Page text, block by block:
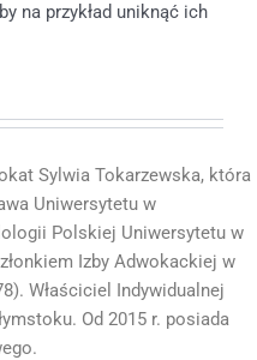
na przykład uniknąć ich
Sylwia Tokarzewska, która
Uniwersytetu w
Polskiej Uniwersytetu w
Izby Adwokackiej w
Właściciel Indywidualnej
Od 2015 r. posiada